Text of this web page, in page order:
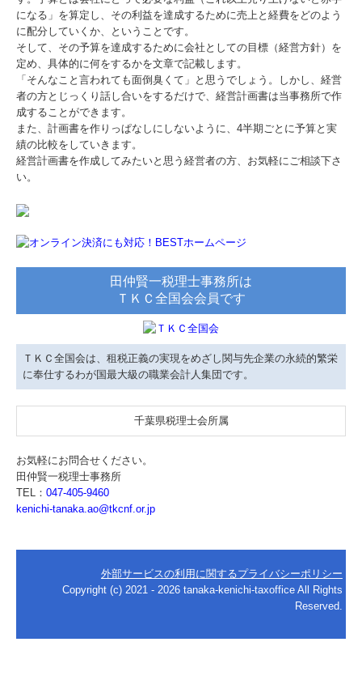
田仲賢一税理士事務所は
ＴＫＣ全国会会員です
ＴＫＣ全国会は、租税正義の実現をめざし関与先企業の永続的繁栄
に奉仕するわが国最大級の職業会計人集団です。
千葉県税理士会所属
お気軽にお問合せください。
田仲賢一税理士事務所
TEL： 047-405-9460
kenichi-tanaka.ao@tkcnf.or.jp
になる」を算定し、その利益を達成するために売上と経費をどのよう
に配分していくか、ということです。
そして、その予算を達成するために会社としての目標（経営方針）を
定め、具体的に何をするかを文章で記載します。
「そんなこと言われても面倒臭くて」と思うでしょう。しかし、経営
者の方とじっくり話し合いをするだけで、経営計画書は当事務所で作
成することができます。
また、計画書を作りっぱなしにしないように、4半期ごとに予算と実
績の比較をしていきます。
経営計画書を作成してみたいと思う経営者の方、お気軽にご相談下さ
い。
外部サービスの利用に関するプライバシーポリシー
Copyright (c) 2021 - 2026 tanaka-kenichi-taxoffice All Rights
Reserved.